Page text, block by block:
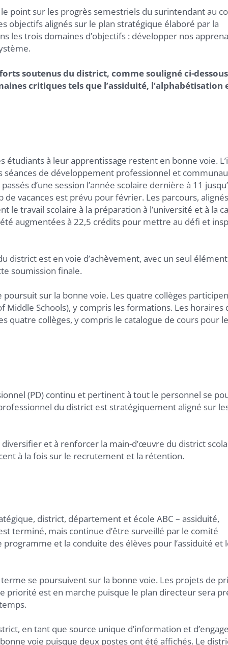
point sur les progrès semestriels du surintendant au
objectifs alignés sur le plan stratégique élaboré par la
les trois domaines d’objectifs : développer nos
soutenus du district, comme souligné ci-
critiques tels que l’assiduité, l’alphabétisation
étudiants à leur apprentissage restent en bonne voie.
séances de développement professionnel et
d’une session l’année scolaire dernière à 11
vacances est prévu pour février. Les parcours,
le travail scolaire à la préparation à l’université et à la
augmentées à 22,5 crédits pour mettre au défi et
district est en voie d’achèvement, avec un seul
soumission finale.
sur la bonne voie. Les quatre collèges
Middle Schools), y compris les formations. Les horaires
quatre collèges, y compris le catalogue de cours pour
(PD) continu et pertinent à tout le personnel se
du district est stratégiquement aligné sur
et à renforcer la main-d’œuvre du district
à la fois sur le recrutement et la rétention.
district, département et école ABC – assiduité,
terminé, mais continue d’être surveillé par le comité
et la conduite des élèves pour l’assiduité et
se poursuivent sur la bonne voie. Les projets de
priorité est en marche puisque le plan directeur sera
en tant que source unique d’information et
voie puisque deux postes ont été affichés. Le